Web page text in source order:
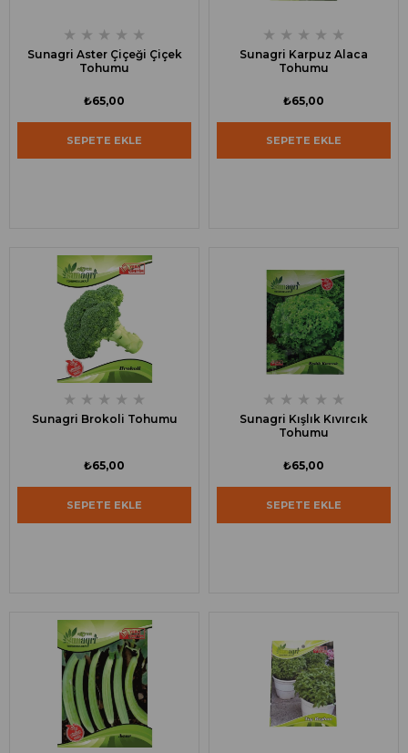
★ ★ ★ ★ ★
Sunagri Aster Çiçeği Çiçek
Tohumu
₺65,00
SEPETE EKLE
★ ★ ★ ★ ★
Sunagri Karpuz Alaca
Tohumu
₺65,00
SEPETE EKLE
★ ★ ★ ★ ★
Sunagri Brokoli Tohumu
₺65,00
SEPETE EKLE
★ ★ ★ ★ ★
Sunagri Kışlık Kıvırcık
Tohumu
₺65,00
SEPETE EKLE